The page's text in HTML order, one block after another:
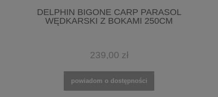
DELPHIN BIGONE CARP PARASOL
WĘDKARSKI Z BOKAMI 250CM
239,00 zł
powiadom o dostępności